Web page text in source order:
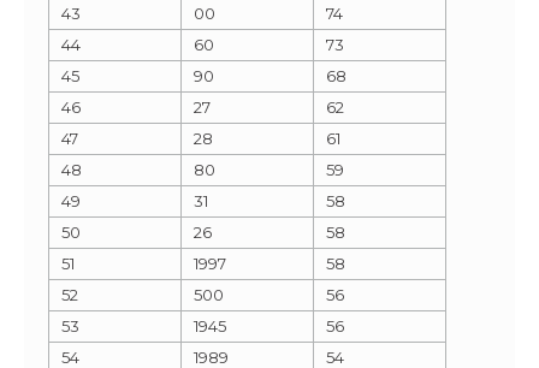
43
00
74
44
60
73
45
90
68
46
27
62
47
28
61
48
80
59
49
31
58
50
26
58
51
1997
58
52
500
56
53
1945
56
54
1989
54